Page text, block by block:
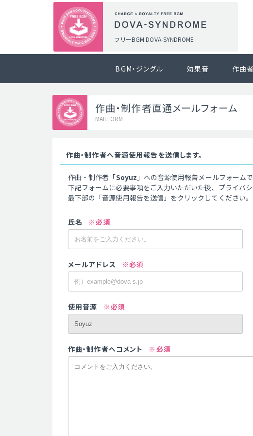
フリーBGM DOVA-SYNDROME
BGM・ジングル 効果音 作曲者
作曲・制作者直通メールフォーム
MAILFORM
作曲・制作者へ音源使用報告を送信します。
作曲・制作者「Soyuz 」への音源使用報告メールフォームで
下記フォームに必要事項をご入力いただいた後、プライバシ
最下部の「音源使用報告を送信」をクリックしてください。
氏名 ※必須
メールアドレス ※必須
使用音源 ※必須
作曲・制作者へコメント ※必須